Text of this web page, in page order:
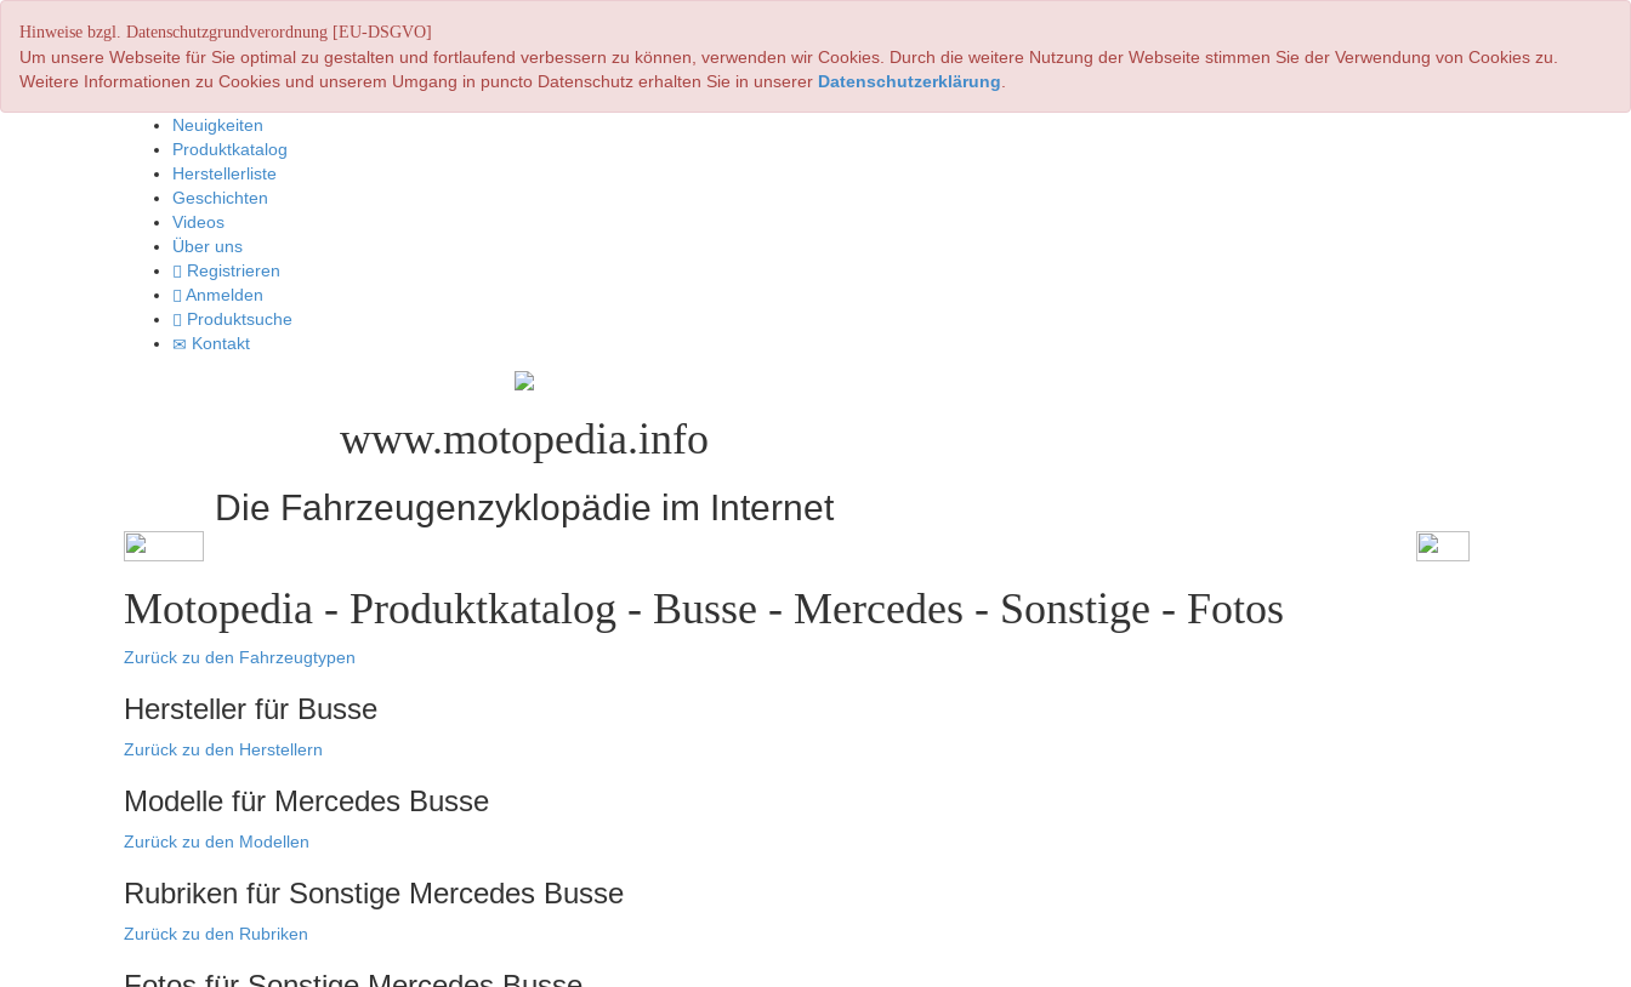
Hinweise bzgl. Datenschutzgrundverordnung [EU-DSGVO]
Um unsere Webseite für Sie optimal zu gestalten und fortlaufend verbessern zu können, verwenden wir Cookies. Durch die weitere Nutzung der Webseite stimmen Sie der Verwendung von Cookies zu.
Weitere Informationen zu Cookies und unserem Umgang in puncto Datenschutz erhalten Sie in unserer Datenschutzerklärung
Neuigkeiten
Produktkatalog
Herstellerliste
Geschichten
Videos
Über uns
Registrieren
Anmelden
Produktsuche
Kontakt
www.motopedia.info
Die Fahrzeugenzyklopädie im Internet
Motopedia - Produktkatalog - Busse - Mercedes - Sonstige - Fotos
Zurück zu den Fahrzeugtypen
Hersteller für Busse
Zurück zu den Herstellern
Modelle für Mercedes Busse
Zurück zu den Modellen
Rubriken für Sonstige Mercedes Busse
Zurück zu den Rubriken